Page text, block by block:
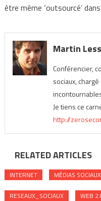
être même ‘outsourcé’
Martin
Conférencier,
sociaux,
Je tiens ce
http://
RELATED ARTICLES
INTERNET MÉDIAS SOCIAUX
RESEAUX_SOCIAUX WEB